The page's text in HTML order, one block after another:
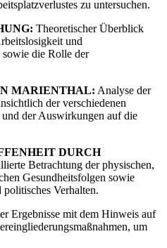
zu untersuchen.
Theoretischer Überblick
und
die Rolle der
MARIENTHAL: Analyse der
der verschiedenen
der Auswirkungen auf die
DURCH
Betrachtung der physischen,
Gesundheitsfolgen sowie
Verhalten.
Ergebnisse mit dem Hinweis auf
um